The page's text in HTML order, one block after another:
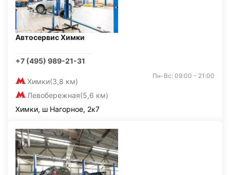
Автосервис Химки
+7 (495) 989-21-31
Химки(3,8 км)
Левобережная(5,6 км)
Пн-Вс: 09:00 - 21:00
Химки, ш Нагорное, 2к7